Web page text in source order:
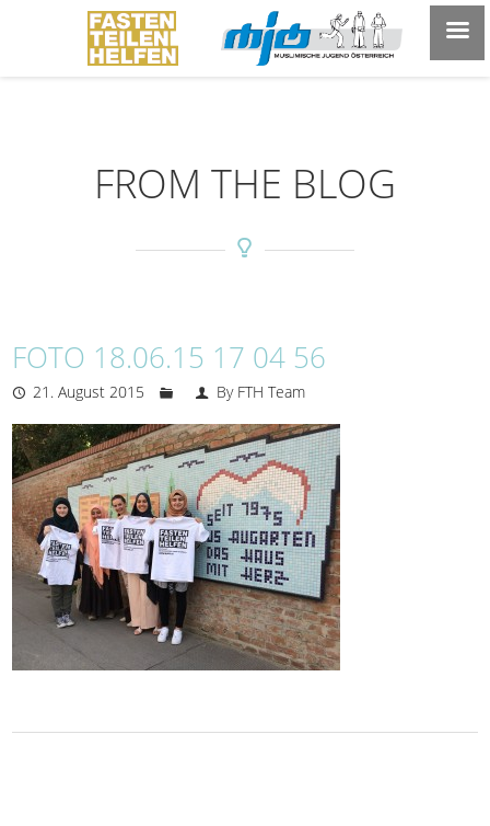
FROM THE BLOG
FOTO 18.06.15 17 04 56
21. August 2015 By FTH Team